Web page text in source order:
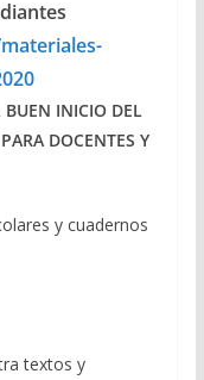
BUEN INICIO DEL
DOCENTES Y
y cuadernos
textos y